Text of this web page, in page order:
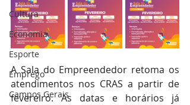
Cultura
Economia
Esporte
Emprego
Campos Gerais
A Sala do Empreendedor retoma os
atendimentos nos CRAS a partir de
fevereiro. As datas e horários já